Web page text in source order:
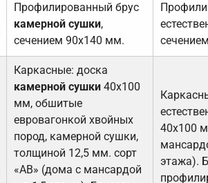
Профилированный брус
камерной сушки,
сечением 90х140 мм.
Каркасные: доска
камерной сушки 40х100
мм, обшитые
евровагонкой хвойных
пород, камерной сушки,
толщиной 12,5 мм. сорт
«АВ» (дома с мансардой
40х100
этажа).